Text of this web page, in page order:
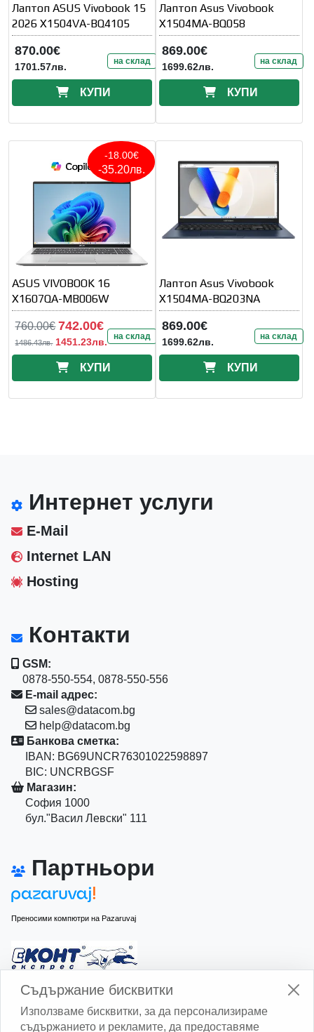
Лаптоп ASUS Vivobook 15
2026 X1504VA-BQ4105
870.00€
1701.57лв. на склад
КУПИ
Лаптоп Asus Vivobook
X1504MA-BQ058
869.00€
1699.62лв. на склад
КУПИ
-18.00€
-35.20лв.
ASUS VIVOBOOK 16
X1607QA-MB006W
760.00€ 742.00€
1486.43лв. 1451.23лв. на склад
КУПИ
Лаптоп Asus Vivobook
X1504MA-BQ203NA
869.00€
1699.62лв. на склад
КУПИ
Интернет услуги
E-Mail
Internet LAN
Hosting
Контакти
GSM:
0878-550-554, 0878-550-556
E-mail адрес:
sales@datacom.bg
help@datacom.bg
Банкова сметка:
IBAN: BG69UNCR76301022598897
BIC: UNCRBGSF
Магазин:
София 1000
бул."Васил Левски" 111
Партньори
Преносими компютри на Pazaruvaj
Изчисли доставката с Еконт
Съдържание бисквитки
Използваме бисквитки, за да персонализираме
съдържанието и рекламите, да предоставяме